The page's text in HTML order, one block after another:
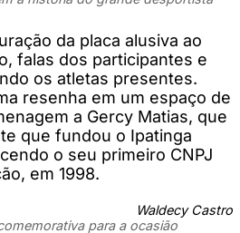
da placa alusiva ao
falas dos participantes e
os atletas presentes.
resenha em um espaço de
a Gercy Matias, que
que fundou o Ipatinga
o seu primeiro CNPJ
em 1998.
Waldecy Castro
para a ocasião